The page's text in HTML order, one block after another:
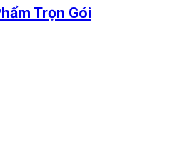
Trọn Gói